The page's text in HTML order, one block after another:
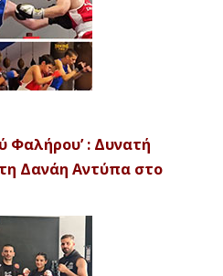
Φαλήρου’ : Δυνατή
Δανάη Αντύπα στο